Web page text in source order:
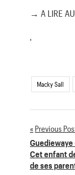
→ A LIRE
'
Macky Sall
de
Previous
Cet enfant
de ses